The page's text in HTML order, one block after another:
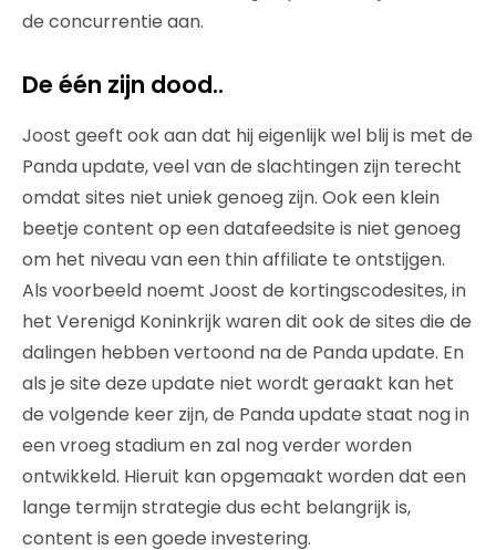
de concurrentie aan.
De één zijn dood..
Joost geeft ook aan dat hij eigenlijk wel blij is met de
Panda update, veel van de slachtingen zijn terecht
omdat sites niet uniek genoeg zijn. Ook een klein
beetje content op een datafeedsite is niet genoeg
om het niveau van een thin affiliate te ontstijgen.
Als voorbeeld noemt Joost de kortingscodesites, in
het Verenigd Koninkrijk waren dit ook de sites die de
dalingen hebben vertoond na de Panda update. En
als je site deze update niet wordt geraakt kan het
de volgende keer zijn, de Panda update staat nog in
een vroeg stadium en zal nog verder worden
ontwikkeld. Hieruit kan opgemaakt worden dat een
lange termijn strategie dus echt belangrijk is,
content is een goede investering.